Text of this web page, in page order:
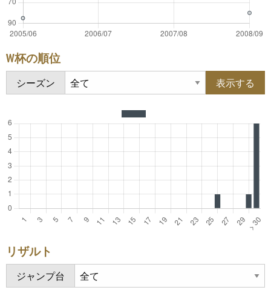
W杯の順位
シーズン
リザルト
ジャンプ台